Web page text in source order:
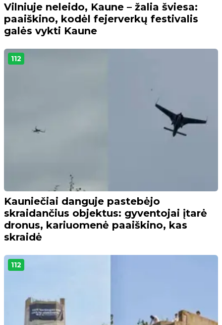
Vilniuje neleido, Kaune – žalia šviesa:
paaiškino, kodėl fejerverkų festivalis
galės vykti Kaune
112
Kauniečiai danguje pastebėjo
skraidančius objektus: gyventojai įtarė
dronus, kariuomenė paaiškino, kas
skraidė
112